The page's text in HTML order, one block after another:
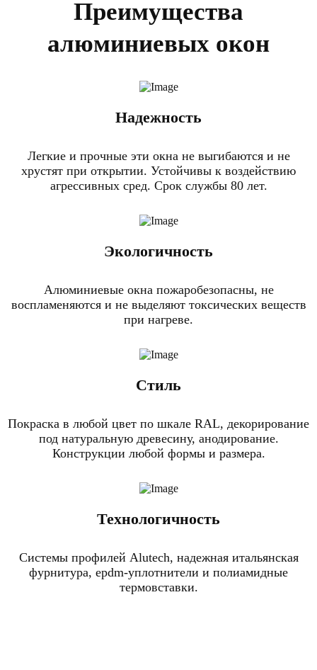
Преимущества
алюминиевых окон
Надежность
Легкие и прочные эти окна не выгибаются и не
хрустят при открытии. Устойчивы к воздействию
агрессивных сред. Срок службы 80 лет.
Экологичность
Алюминиевые окна пожаробезопасны, не
воспламеняются и не выделяют токсических веществ
при нагреве.
Стиль
Покраска в любой цвет по шкале RAL, декорирование
под натуральную древесину, анодирование.
Конструкции любой формы и размера.
Технологичность
Системы профилей Alutech, надежная итальянская
фурнитура, epdm-уплотнители и полиамидные
термовставки.